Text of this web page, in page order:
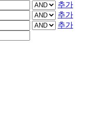
추가
추가
추가